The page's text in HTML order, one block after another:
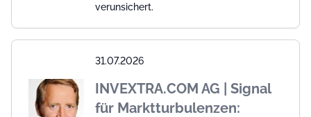
verunsichert.
31.07.2026
INVEXTRA.COM AG | Signal
für Marktturbulenzen: